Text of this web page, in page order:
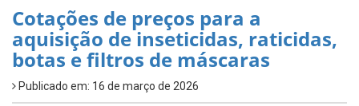
Cotações de preços para a
aquisição de inseticidas, raticidas,
botas e filtros de máscaras
Publicado em: 16 de março de 2026